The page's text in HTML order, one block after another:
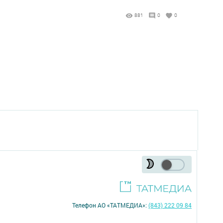
881 0 0
Телефон АО «ТАТМЕДИА»:(843) 222 09 84